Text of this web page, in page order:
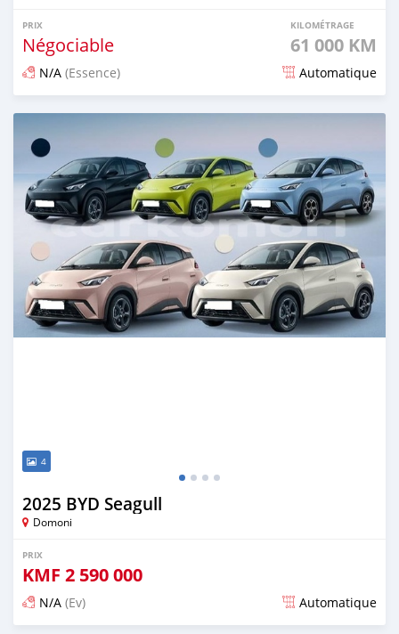
PRIX
Négociable
KILOMÉTRAGE
61 000 KM
N/A (Essence) Automatique
Publié il y a 9 jours
4
2025 BYD Seagull
Domoni
PRIX
KMF 2 590 000
N/A (Ev) Automatique